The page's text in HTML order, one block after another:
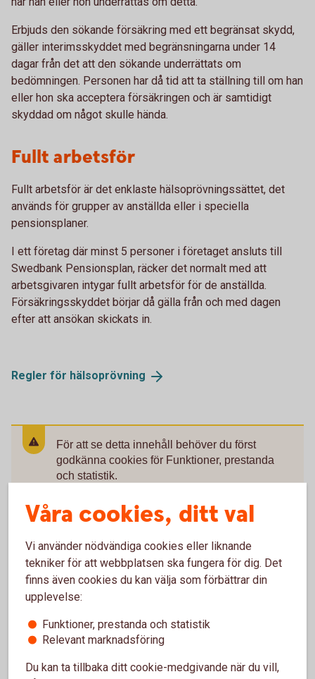
Erbjuds den sökande försäkring med ett begränsat skydd,
gäller interimsskyddet med begränsningarna under 14
dagar från det att den sökande underrättats om
bedömningen. Personen har då tid att ta ställning till om han
eller hon ska acceptera försäkringen och är samtidigt
skyddad om något skulle hända.
Fullt arbetsför
Fullt arbetsför är det enklaste hälsoprövningssättet, det
används för grupper av anställda eller i speciella
pensionsplaner.
I ett företag där minst 5 personer i företaget ansluts till
Swedbank Pensionsplan, räcker det normalt med att
arbetsgivaren intygar fullt arbetsför för de anställda.
Försäkringsskyddet börjar då gälla från och med dagen
efter att ansökan skickats in.
Regler för hälsoprövning
För att se detta innehåll behöver du först
godkänna cookies för Funktioner, prestanda
och statistik.
Inställningar för cookies
Få hjälp med pension och
försäkring för företag
Våra cookies, ditt val
Vi använder nödvändiga cookies eller liknande
tekniker för att webbplatsen ska fungera för dig. Det
finns även cookies du kan välja som förbättrar din
upplevelse:
Funktioner, prestanda och statistik
Relevant marknadsföring
Du kan ta tillbaka ditt cookie-medgivande när du vill,